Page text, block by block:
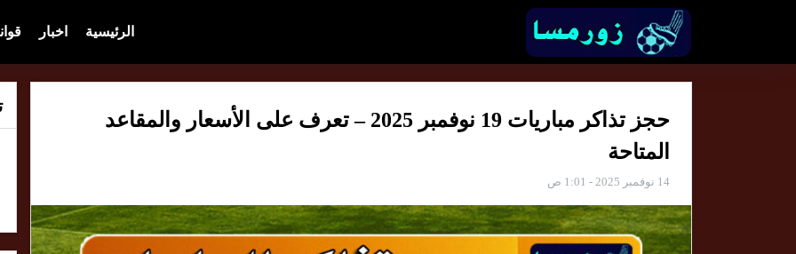
الرئيسية اخبار
حجز تذاكر مباريات 19 نوفمبر 2025 – تعرف على الأسعار والمقاعد
المتاحة
14 نوفمبر 2025 - 1:01 ص